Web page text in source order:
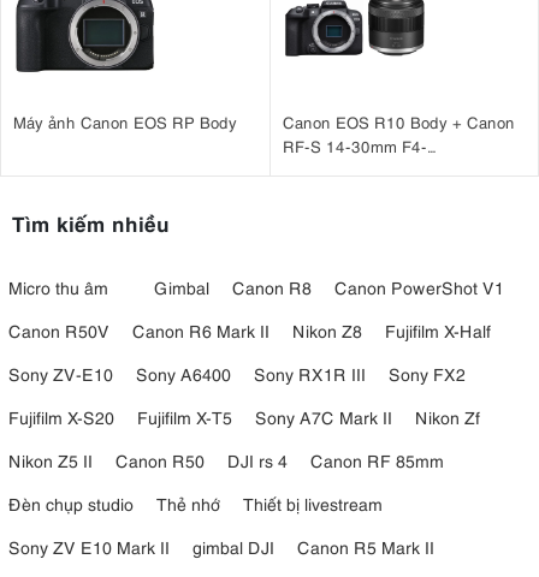
Máy ảnh Canon EOS RP Body
Canon EOS R10 Body + Canon
RF-S 14-30mm F4-
Tìm kiếm nhiều
Micro thu âm Gimbal Canon R8
Canon PowerShot V1
Canon R50V
Canon R6 Mark II Nikon Z8
Fujifilm X-Half
Sony ZV-E10
Sony A6400 Sony RX1R III
Sony FX2
Fujifilm X-S20
Fujifilm X-T5 Sony A7C Mark II
Nikon Zf
Nikon Z5 II
Canon R50 DJI rs 4
Canon RF 85mm
Đèn chụp studio
Thẻ nhớ
Thiết bị livestream
Sony ZV E10 Mark II
gimbal DJI
Canon R5 Mark II